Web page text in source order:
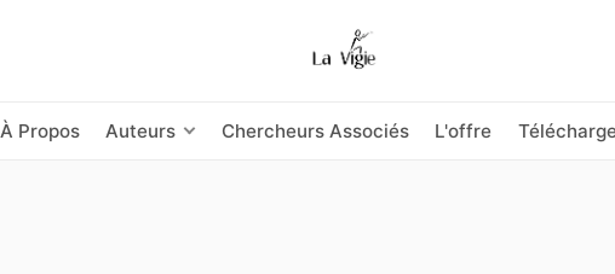
À Propos Auteurs Chercheurs Associés L'offre